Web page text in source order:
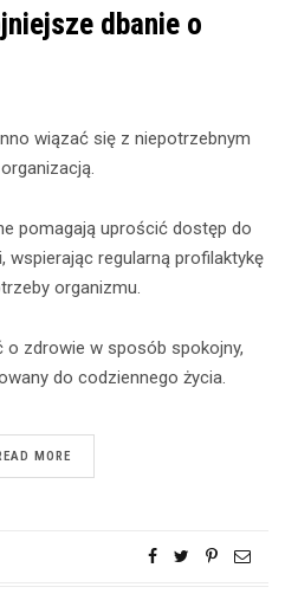
dbanie o
wiązać się z niepotrzebnym
pomagają uprościć dostęp do
wspierając regularną profilaktykę
organizmu.
o zdrowie w sposób spokojny,
do codziennego życia.
MORE